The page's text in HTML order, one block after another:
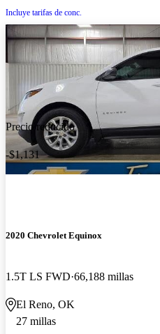
Incluye tarifas de conc.
Precio reducido
-$1,131
2020 Chevrolet Equinox
1.5T LS FWD 66,188 millas
El Reno, OK
27 millas